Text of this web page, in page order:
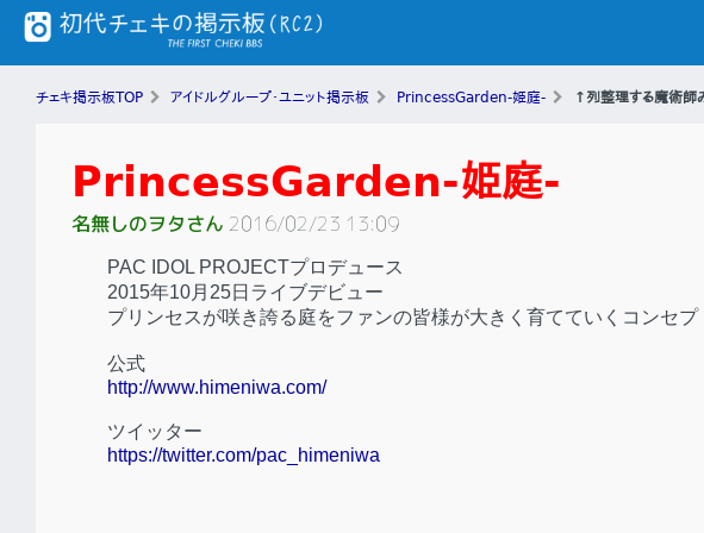
チェキ掲示板TOP アイドルグループ・ユニット掲示板 PrincessGarden-姫庭- ↑列整理する魔術師
PrincessGarden-姫庭-
名無しのヲタさん 2016/02/23 13:09
PAC IDOL PROJECTプロデュース
2015年10月25日ライブデビュー
プリンセスが咲き誇る庭をファンの皆様が大きく育てていくコンセプ
公式
http://www.himeniwa.com/
ツイッター
https://twitter.com/pac_himeniwa